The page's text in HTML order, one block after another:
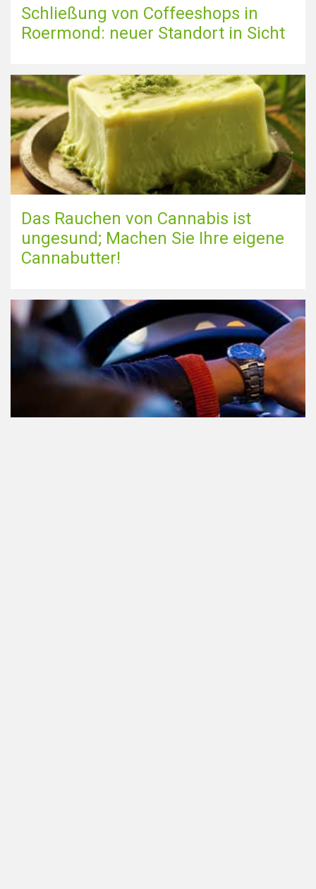
Schließung von Coffeeshops in
Roermond: neuer Standort in Sicht
Das Rauchen von Cannabis ist
ungesund; Machen Sie Ihre eigene
Cannabutter!